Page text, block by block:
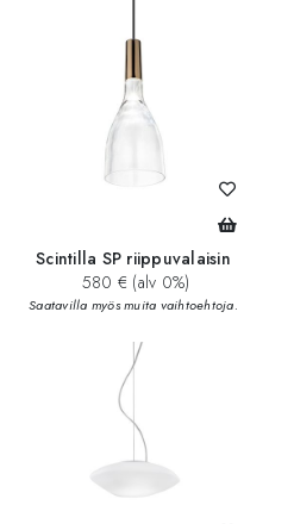
Scintilla SP riippuvalaisin
580 € (alv 0%)
Saatavilla myös muita vaihtoehtoja.